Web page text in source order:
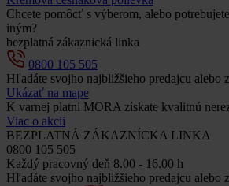
Chcete pomôcť s výberom, alebo
iným?
bezplatná zákaznická linka
0800 105 505
Hľadáte svojho najbližšieho predajcu alebo
Ukázať na mape
K varnej platni MORA získate kvalitnú
Viac o akcii
BEZPLATNÁ ZÁKAZNÍCKA LINKA
0800 105 505
Každý pracovný deň 8.00 - 16.00 h
Hľadáte svojho najbližšieho predajcu alebo